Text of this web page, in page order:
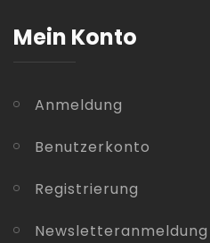
Mein Konto
Anmeldung
Benutzerkonto
Registrierung
Newsletteranmeldung